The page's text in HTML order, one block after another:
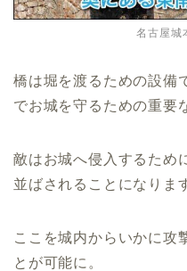
名古屋城
橋は堀を渡るための設備
でお城を守るための重要
敵はお城へ侵入するため
並ばされることになりま
ここを城内からいかに攻
とが可能に。